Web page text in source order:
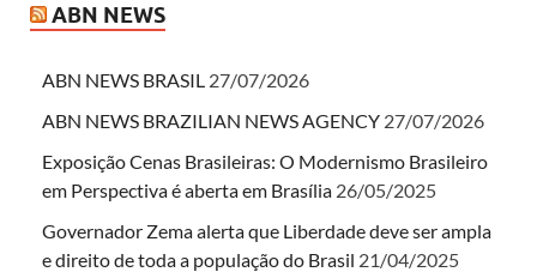
ABN NEWS
ABN NEWS BRASIL 27/07/2026
ABN NEWS BRAZILIAN NEWS AGENCY 27/07/2026
Exposição Cenas Brasileiras: O Modernismo Brasileiro
em Perspectiva é aberta em Brasília 26/05/2025
Governador Zema alerta que Liberdade deve ser ampla
e direito de toda a população do Brasil 21/04/2025